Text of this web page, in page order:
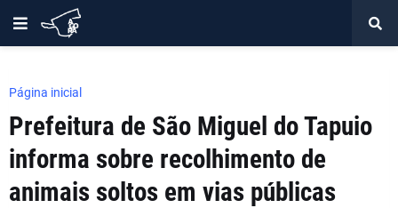
Página inicial
Prefeitura de São Miguel do Tapuio
informa sobre recolhimento de
animais soltos em vias públicas